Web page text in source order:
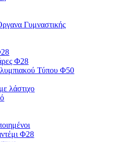
Γυμναστικής
Φ28
Τύπου Φ50
λάστιχο
Φ28